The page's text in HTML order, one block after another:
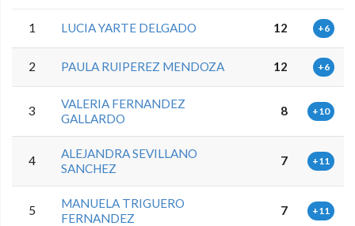
1 LUCIA YARTE DELGADO 12 +6
2 PAULA RUIPEREZ MENDOZA 12 +6
3
VALERIA FERNANDEZ
GALLARDO
8 +10
4
ALEJANDRA SEVILLANO
SANCHEZ
7 +11
5
MANUELA TRIGUERO
FERNANDEZ
7 +11